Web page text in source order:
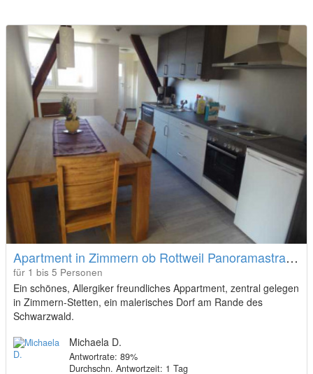
Apartment in Zimmern ob Rottweil Panoramastraße
für 1 bis 5 Personen
Ein schönes, Allergiker freundliches Appartment, zentral gelegen
in Zimmern-Stetten, ein malerisches Dorf am Rande des
Schwarzwald.
Michaela D.
Antwortrate: 89%
Durchschn. Antwortzeit: 1 Tag